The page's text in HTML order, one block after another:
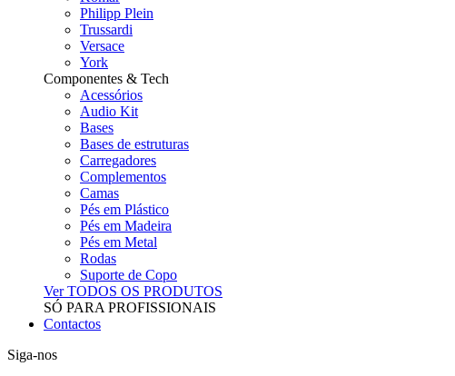
Philipp Plein
Trussardi
Versace
York
Componentes & Tech
Acessórios
Audio Kit
Bases
Bases de estruturas
Carregadores
Complementos
Camas
Pés em Plástico
Pés em Madeira
Pés em Metal
Rodas
Suporte de Copo
Ver TODOS OS PRODUTOS
SÓ PARA PROFISSIONAIS
Contactos
Siga-nos